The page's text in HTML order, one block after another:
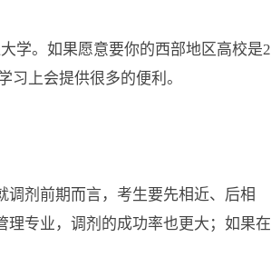
学。如果愿意要你的西部地区高校是2
习上会提供很多的便利。
剂前期而言，考生要先相近、后相
专业，调剂的成功率也更大；如果在